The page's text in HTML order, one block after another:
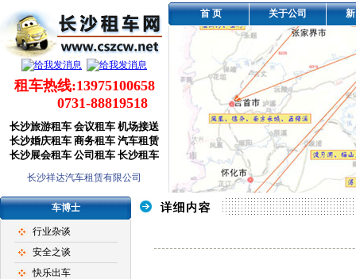
租车热线:13975100658
0731-88819518
长沙旅游租车 会议租车 机场接送
长沙婚庆租车 商务租车 汽车租赁
长沙展会租车 公司租车 长沙租车
长沙祥达汽车租赁有限公司
首 页 关于公司
车博士
行业杂谈
安全之谈
快乐出车